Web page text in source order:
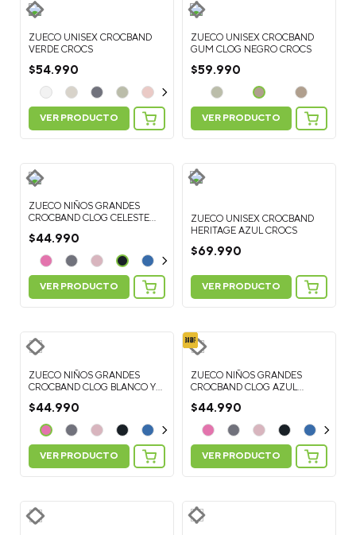
ZUECO UNISEX CROCBAND
VERDE CROCS
$54.990
VER PRODUCTO
ZUECO UNISEX CROCBAND
GUM CLOG NEGRO CROCS
$59.990
VER PRODUCTO
ZUECO NIÑOS GRANDES
CROCBAND CLOG CELESTE
$44.990
VER PRODUCTO
ZUECO UNISEX CROCBAND
HERITAGE AZUL CROCS
$69.990
VER PRODUCTO
ZUECO NIÑOS GRANDES
CROCBAND CLOG BLANCO Y
$44.990
VER PRODUCTO
ZUECO NIÑOS GRANDES
CROCBAND CLOG AZUL
$44.990
VER PRODUCTO